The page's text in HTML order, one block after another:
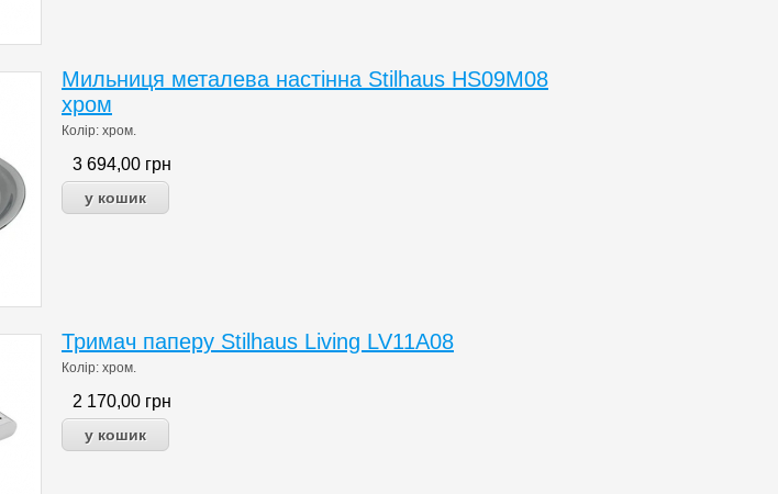
Мильниця металева настінна Stilhaus HS09M08
хром
Колір: хром.
3 694,00 грн
Тримач паперу Stilhaus Living LV11A08
Колір: хром.
2 170,00 грн